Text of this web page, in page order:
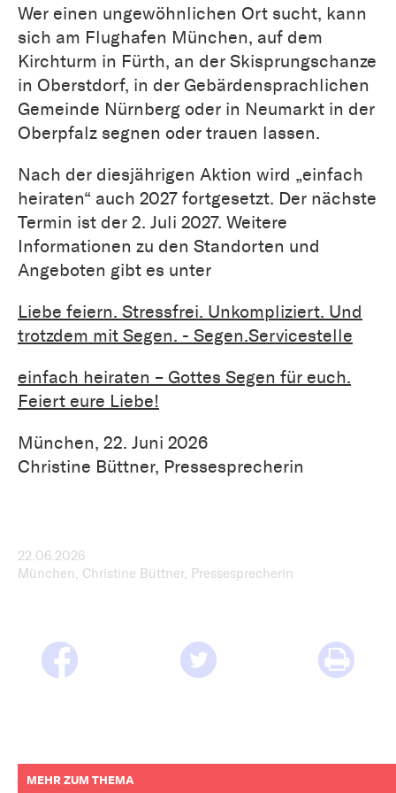
Wer einen ungewöhnlichen Ort sucht, kann
sich am Flughafen München, auf dem
Kirchturm in Fürth, an der Skisprungschanze
in Oberstdorf, in der Gebärdensprachlichen
Gemeinde Nürnberg oder in Neumarkt in der
Oberpfalz segnen oder trauen lassen.
Nach der diesjährigen Aktion wird „einfach
heiraten“ auch 2027 fortgesetzt. Der nächste
Termin ist der 2. Juli 2027. Weitere
Informationen zu den Standorten und
Angeboten gibt es unter
Liebe feiern. Stressfrei. Unkompliziert. Und
trotzdem mit Segen. - Segen.Servicestelle
einfach heiraten – Gottes Segen für euch.
Feiert eure Liebe!
München, 22. Juni 2026
Christine Büttner, Pressesprecherin
22.06.2026
München, Christine Büttner, Pressesprecherin
MEHR ZUM THEMA